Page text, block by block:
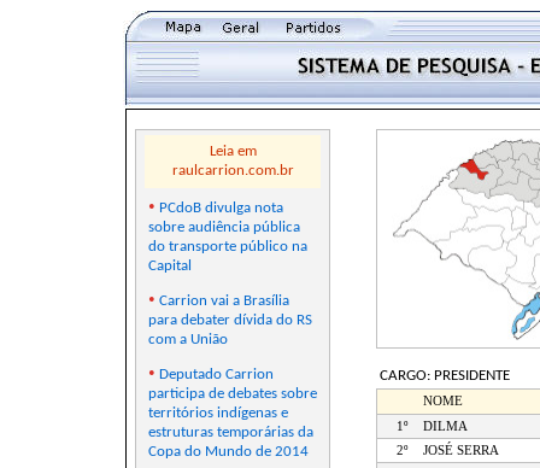
Leia em
raulcarrion.com.br
• PCdoB divulga nota
sobre audiência pública
do transporte público na
Capital
• Carrion vai a Brasília
para debater dívida do RS
com a União
• Deputado Carrion
participa de debates sobre
territórios indígenas e
estruturas temporárias da
Copa do Mundo de 2014
CARGO: PRESIDENTE
NOME
1º
DILMA
2º
JOSÉ SERRA